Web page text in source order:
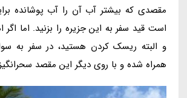
مقصدی که بیشتر آب آن را آب پوشانده
است قید سفر به این جزیره را بزنید. اما
و البته ریسک کردن هستید، در سفر به
همراه شده و با روی دیگر این مقصد